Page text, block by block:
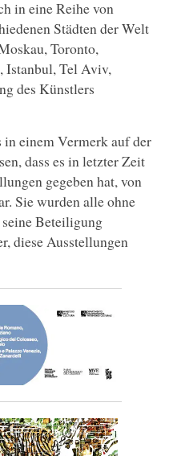
in eine Reihe von
Städten der Welt
Toronto,
Istanbul, Tel Aviv,
des Künstlers
einem Vermerk auf der
dass es in letzter Zeit
gegeben hat, von
Sie wurden alle ohne
Beteiligung
diese Ausstellungen